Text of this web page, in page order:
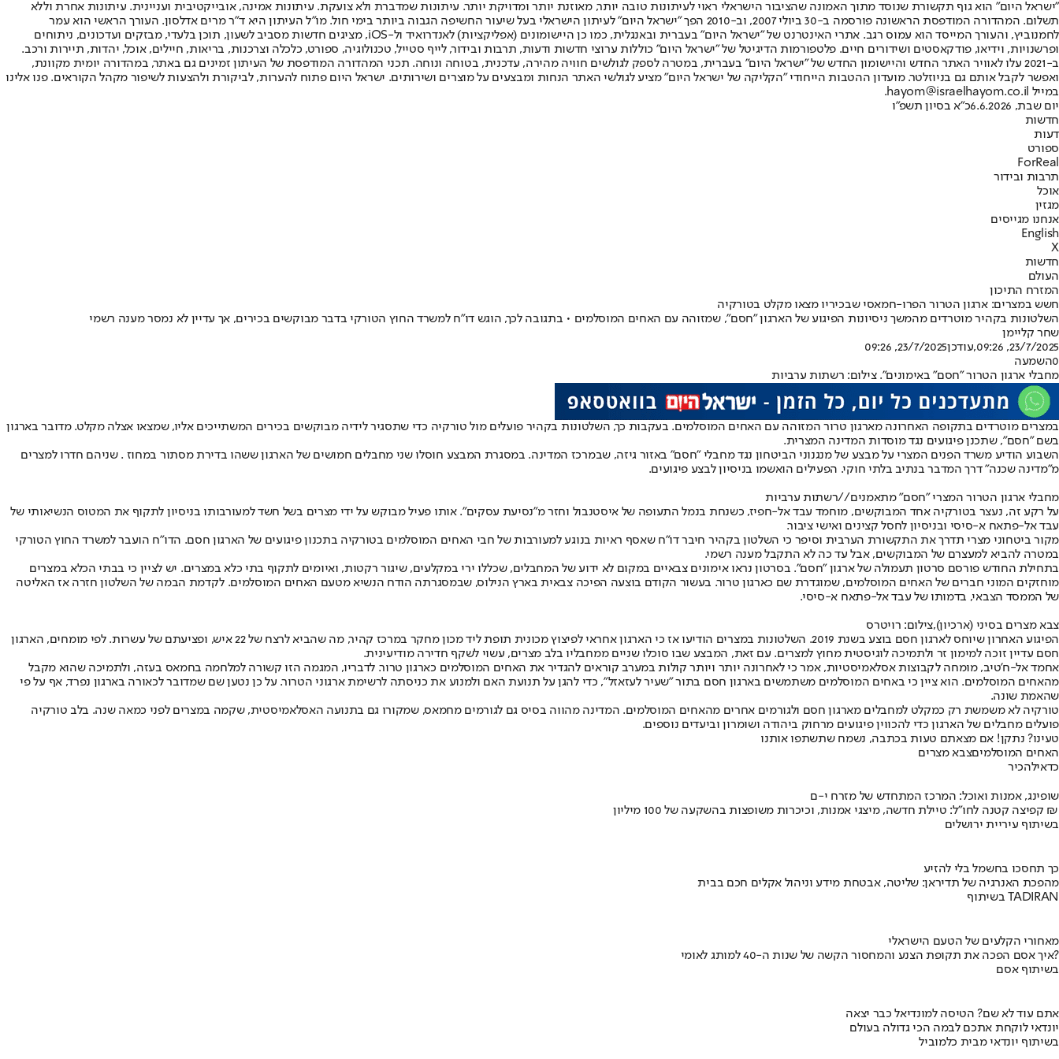
"ישראל היום" הוא גוף תקשורת שנוסד מתוך האמונה שהציבור הישראלי ראוי לעיתונות טובה יותר, מאוזנת יותר ומדויקת יותר. עיתונות שמדברת ולא צועקת. עיתונות אמינה, אובייקטיבית ועניינית. עיתונות אחרת וללא
תשלום. המהדורה המודפסת הראשונה פורסמה ב-30 ביולי 2007, וב-2010 הפך "ישראל היום" לעיתון הישראלי בעל שיעור החשיפה הגבוה ביותר בימי חול. מו"ל העיתון היא ד"ר מרים אדלסון. העורך הראשי הוא עמר
לחמנוביץ, והעורך המייסד הוא עמוס רגב. אתרי האינטרנט של "ישראל היום" בעברית ובאנגלית, כמו כן היישומונים (אפליקציות) לאנדרואיד ול-iOS, מציגים חדשות מסביב לשעון, תוכן בלעדי, מבזקים ועדכונים, ניתוחים
ופרשנויות, וידיאו, פודקאסטים ושידורים חיים. פלטפורמות הדיגיטל של "ישראל היום" כוללות ערוצי חדשות ודעות, תרבות ובידור, לייף סטייל, טכנולוגיה, ספורט, כלכלה וצרכנות, בריאות, חיילים, אוכל, יהדות, תיירות ורכב.
ב-2021 עלו לאוויר האתר החדש והיישומון החדש של "ישראל היום" בעברית, במטרה לספק לגולשים חוויה מהירה, עדכנית, בטוחה ונוחה. תכני המהדורה המודפסת של העיתון זמינים גם באתר, במהדורה יומית מקוונת,
ואפשר לקבל אותם גם בניוזלטר. מועדון ההטבות הייחודי "הקליקה של ישראל היום" מציע לגולשי האתר הנחות ומבצעים על מוצרים ושירותים. ישראל היום פתוח להערות, לביקורת ולהצעות לשיפור מקהל הקוראים. פנו אלינו
במייל hayom@israelhayom.co.il.
יום שבת, 6.6.2026
כ"א בסיון תשפ"ו
חדשות
דעות
ספורט
ForReal
תרבות ובידור
אוכל
מגזין
אנחנו מגייסים
English
X
חדשות
העולם
המזרח התיכון
חשש במצרים: ארגון הטרור הפרו-חמאסי שבכיריו מצאו מקלט בטורקיה
השלטונות בקהיר מוטרדים מהמשך ניסיונות הפיגוע של הארגון "חסם", שמזוהה עם האחים המוסלמים • בתגובה לכך, הוגש דו"ח למשרד החוץ הטורקי בדבר מבוקשים בכירים, אך עדיין לא נמסר מענה רשמי
שחר קליימן
23/7/2025, 09:26
,עודכן23/7/2025, 09:26
0השמעה
מחבלי ארגון הטרור "חסם" באימונים". צילום: רשתות ערביות
במצרים מוטרדים בתקופה האחרונה מארגון טרור המזוהה עם האחים המוסלמים. בעקבות כך, השלטונות בקהיר פועלים מול טורקיה כדי שתסגיר לידיה מבוקשים בכירים המשתייכים אליו, שמצאו אצלה מקלט. מדובר בארגון
בשם "חסם", שתכנן פיגועים נגד מוסדות המדינה המצרית.
השבוע הודיע משרד הפנים המצרי על מבצע של מנגנוני הביטחון נגד מחבלי "חסם" באזור גיזה, שבמרכז המדינה. במסגרת המבצע חוסלו שני מחבלים חמושים של הארגון ששהו בדירת מסתור במחוז . שניהם חדרו למצרים
מ"מדינה שכנה" דרך המדבר בנתיב בלתי חוקי. הפעילים הואשמו בניסיון לבצע פיגועים.
מחבלי ארגון הטרור המצרי "חסם" מתאמנים//רשתות ערביות
על רקע זה, נעצר בטורקיה אחד המבוקשים, מוחמד עבד אל-חפיז, כשנחת בנמל התעופה של איסטנבול וחזר מ"נסיעת עסקים". אותו פעיל מבוקש על ידי מצרים בשל חשד למעורבותו בניסיון לתקוף את המטוס הנשיאותי של
עבד אל-פתאח א-סיסי ובניסיון לחסל קצינים ואישי ציבור.
מקור ביטחוני מצרי תדרך את התקשורת הערבית וסיפר כי השלטון בקהיר חיבר דו"ח שאסף ראיות בנוגע למעורבות של חבי האחים המוסלמים בטורקיה בתכנון פיגועים של הארגון חסם. הדו"ח הועבר למשרד החוץ הטורקי
במטרה להביא למעצרם של המבוקשים, אבל עד כה לא התקבל מענה רשמי.
בתחילת החודש פורסם סרטון תעמולה של ארגון "חסם". בסרטון נראו אימונים צבאיים במקום לא ידוע של המחבלים, שכללו ירי במקלעים, שיגור רקטות, ואיומים לתקוף בתי כלא במצרים. יש לציין כי בבתי הכלא במצרים
מוחזקים המוני חברים של האחים המוסלמים, שמוגדרת שם כארגון טרור. בעשור הקודם בוצעה הפיכה צבאית בארץ הנילוס, שבמסגרתה הודח הנשיא מטעם האחים המוסלמים. לקדמת הבמה של השלטון חזרה אז האליטה
של הממסד הצבאי, בדמותו של עבד אל-פתאח א-סיסי.
צבא מצרים בסיני (ארכיון),צילום: רויטרס
הפיגוע האחרון שיוחס לארגון חסם בוצע בשנת 2019. השלטונות במצרים הודיעו אז כי הארגון אחראי לפיצוץ מכונית תופת ליד מכון מחקר במרכז קהיר, מה שהביא לרצח של 22 איש, ופציעתם של עשרות. לפי מומחים, הארגון
חסם עדיין זוכה למימון זר ולתמיכה לוגיסטית מחוץ למצרים. עם זאת, המבצע שבו סוכלו שניים ממחבליו בלב מצרים, עשוי לשקף חדירה מודיעינית.
אחמד אל-ח'טיב, מומחה לקבוצות אסלאמיסטיות, אמר כי לאחרונה יותר ויותר קולות במערב קוראים להגדיר את האחים המוסלמים כארגון טרור. לדבריו, המגמה הזו קשורה למלחמה בחמאס בעזה, ולתמיכה שהוא מקבל
מהאחים המוסלמים. הוא ציין כי באחים המוסלמים משתמשים בארגון חסם בתור "שעיר לעזאזל", כדי להגן על תנועת האם ולמנוע את כניסתה לרשימת ארגוני הטרור. על כן נטען שם שמדובר לכאורה בארגון נפרד, אף על פי
שהאמת שונה.
טורקיה לא משמשת רק כמקלט למחבלים מארגון חסם ולגורמים אחרים מהאחים המוסלמים. המדינה מהווה בסיס גם לגורמים מחמאס, שמקורו גם בתנועה האסלאמיסטית, שקמה במצרים לפני כמאה שנה. בלב טורקיה
פועלים מחבלים של הארגון כדי להכווין פיגועים מרחוק ביהודה ושומרון וביעדים נוספים.
טעינו? נתקן! אם מצאתם טעות בכתבה, נשמח שתשתפו אותנו
האחים המוסלמיםצבא מצרים
כדאילהכיר
שופינג, אמנות ואוכל: המרכז המתחדש של מזרח י-ם
קפיצה קטנה לחו"ל: טיילת חדשה, מיצגי אמנות, וכיכרות משופצות בהשקעה של 100 מיליון ₪
בשיתוף עיריית ירושלים
כך תחסכו בחשמל בלי להזיע
מהפכת האנרגיה של תדיראן: שליטה, אבטחת מידע וניהול אקלים חכם בבית
בשיתוף TADIRAN
מאחורי הקלעים של הטעם הישראלי
איך אסם הפכה את תקופת הצנע והמחסור הקשה של שנות ה-40 למותג לאומי?
בשיתוף אסם
אתם עוד לא שם? הטיסה למונדיאל כבר יצאה
יונדאי לוקחת אתכם לבמה הכי גדולה בעולם
בשיתוף יונדאי מבית כלמוביל